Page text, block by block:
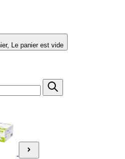
Basculer le mini-panier, Le panier est vide